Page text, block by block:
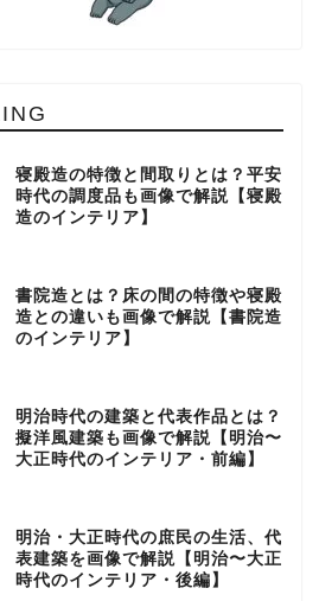
寝殿造の特徴と間取りとは？平安
時代の調度品も画像で解説【寝殿
造のインテリア】
書院造とは？床の間の特徴や寝殿
造との違いも画像で解説【書院造
のインテリア】
明治時代の建築と代表作品とは？
擬洋風建築も画像で解説【明治〜
大正時代のインテリア・前編】
明治・大正時代の庶民の生活、代
表建築を画像で解説【明治〜大正
時代のインテリア・後編】